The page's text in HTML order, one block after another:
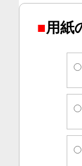
■用紙